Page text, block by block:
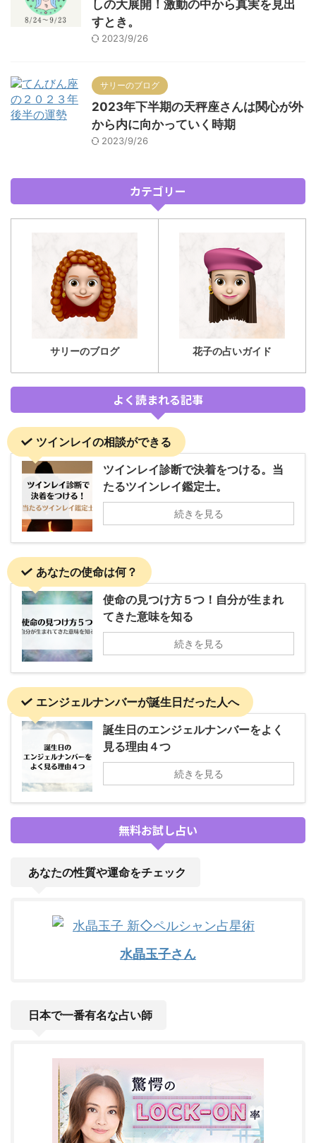
しの大展開！激動の中から真実を見出
すとき。
2023/9/26
サリーのブログ
2023年下半期の天秤座さんは関心が外
から内に向かっていく時期
2023/9/26
カテゴリー
サリーのブログ 花子の占いガイド
よく読まれる記事
ツインレイの相談ができる
ツインレイ診断で決着をつける。当
たるツインレイ鑑定士。
続きを見る
あなたの使命は何？
使命の見つけ方５つ！自分が生まれ
てきた意味を知る
続きを見る
エンジェルナンバーが誕生日だった人へ
誕生日のエンジェルナンバーをよく
見る理由４つ
続きを見る
無料お試し占い
あなたの性質や運命をチェック
水晶玉子さん
日本で一番有名な占い師